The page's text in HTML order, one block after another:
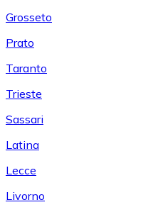
Grosseto
Prato
Taranto
Trieste
Sassari
Latina
Lecce
Livorno